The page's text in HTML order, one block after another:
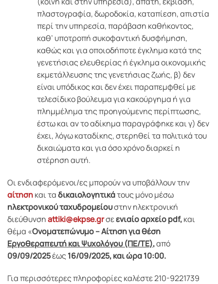
πλαστογραφία, δωροδοκία, καταπίεση, απιστία
περί την υπηρεσία, παράβαση καθήκοντος,
καθ’ υποτροπή συκοφαντική δυσφήμηση,
καθώς και για οποιοδήποτε έγκλημα κατά της
γενετήσιας ελευθερίας ή έγκλημα οικονομικής
εκμετάλλευσης της γενετήσιας ζωής, β) δεν
είναι υπόδικος και δεν έχει παραπεμφθεί με
τελεσίδικο βούλευμα για κακούργημα ή για
πλημμέλημα της προηγούμενης περίπτωσης,
έστω και αν το αδίκημα παραγράφηκε και γ) δεν
έχει, λόγω καταδίκης, στερηθεί τα πολιτικά του
δικαιώματα και για όσο χρόνο διαρκεί η
στέρηση αυτή.
Οι ενδιαφερόμενοι/ες μπορούν να υποβάλλουν την
αίτησηκαι ταδικαιολογητικάτους μόνο μέσω
ηλεκτρονικού ταχυδρομείουστην ηλεκτρονική
διεύθυνσηattiki@ekpse.grσεενιαίο αρχείο pdf,και
θέμα «Ονοματεπώνυμο – Αίτηση για θέση
Εργοθεραπευτή και Ψυχολόγου (ΠΕ/ΤΕ),από
09/09/2025έως 16/09/2025,και ώρα 10:00.
Για περισσότερες πληροφορίες καλέστε 210-9221739